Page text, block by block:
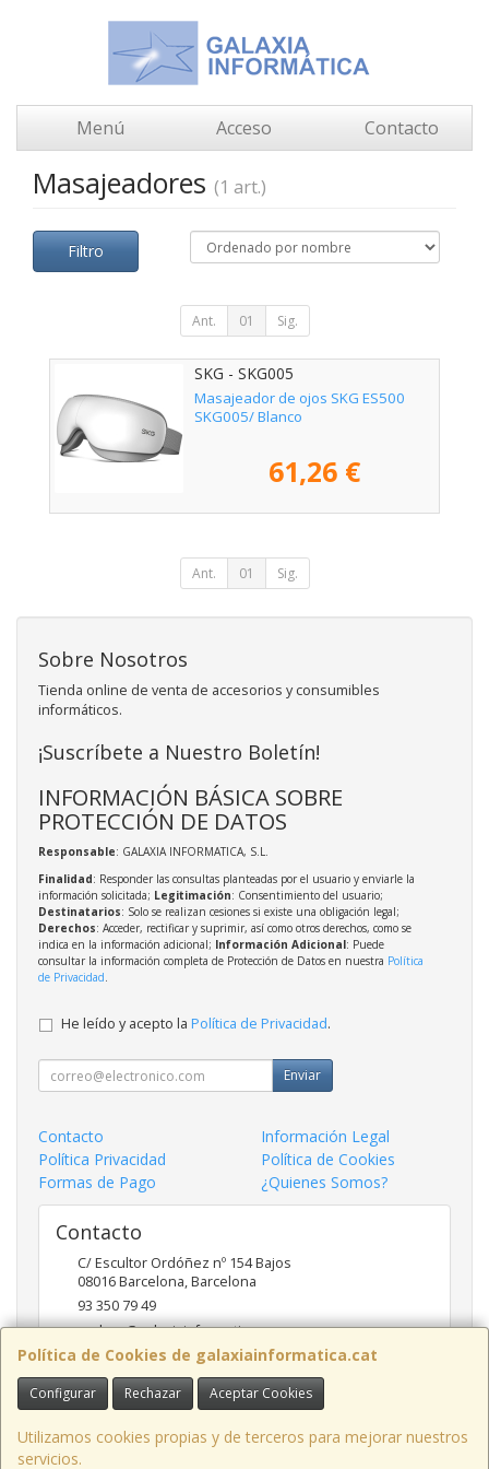
Menú Acceso Contacto
Masajeadores (1 art.)
Filtro
Ant. 01 Sig.
SKG - SKG005
Masajeador de ojos SKG ES500
SKG005/ Blanco
61,26 €
Ant. 01 Sig.
Política de Cookies de galaxiainformatica.cat
Configurar Rechazar Aceptar Cookies
Utilizamos cookies propias y de terceros para mejorar nuestros
servicios.
Sobre Nosotros
Tienda online de venta de accesorios y consumibles
informáticos.
¡Suscríbete a Nuestro Boletín!
INFORMACIÓN BÁSICA SOBRE
PROTECCIÓN DE DATOS
Responsable: GALAXIA INFORMATICA, S.L.
Finalidad: Responder las consultas planteadas por el usuario y enviarle la
información solicitada; Legitimación: Consentimiento del usuario;
Destinatarios: Solo se realizan cesiones si existe una obligación legal;
Derechos: Acceder, rectificar y suprimir, así como otros derechos, como se
indica en la información adicional; Información Adicional: Puede
consultar la información completa de Protección de Datos en nuestra Política
de Privacidad.
He leído y acepto la Política de Privacidad.
Enviar
Contacto
Información Legal
Política Privacidad
Política de Cookies
Formas de Pago
¿Quienes Somos?
Contacto
C/ Escultor Ordóñez nº 154 Bajos
08016Barcelona,Barcelona
93 350 79 49
andreu@galaxiainformatica.com
Horario
9:00-17:30 de Lunes a Jueves / 9:00-15:00 los Viernes